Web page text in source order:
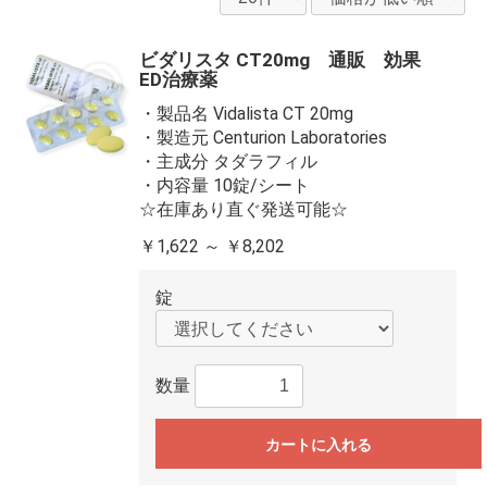
ビダリスタ CT20mg 通販 効果
ED治療薬
・製品名 Vidalista CT 20mg
・製造元 Centurion Laboratories
・主成分 タダラフィル
・内容量 10錠/シート
☆在庫あり直ぐ発送可能☆
￥1,622 ～ ￥8,202
錠
数量
カートに入れる